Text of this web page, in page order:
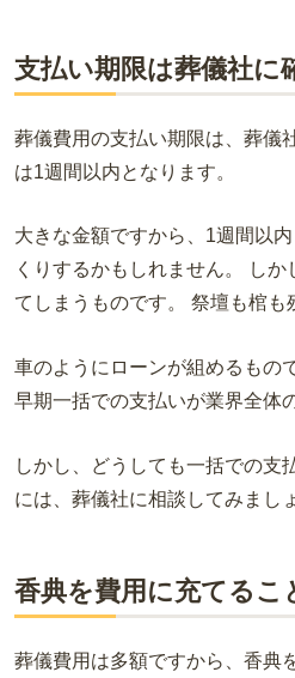
支払い期限は葬儀社に
葬儀費用の支払い期限は、葬儀
は1週間以内となります。
大きな金額ですから、1週間以
くりするかもしれません。 しか
てしまうものです。 祭壇も棺も
車のようにローンが組めるもの
早期一括での支払いが業界全体
しかし、どうしても一括での支
には、葬儀社に相談してみまし
香典を費用に充てるこ
葬儀費用は多額ですから、香典